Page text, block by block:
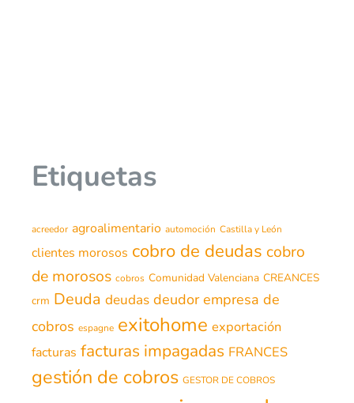
Etiquetas
acreedor agroalimentario automoción Castilla y León
clientes morosos cobro de deudas cobro
de morosos cobros Comunidad Valenciana CREANCES
crm Deuda deudas deudor empresa de
cobros espagne exitohome exportación
facturas facturas impagadas FRANCES
gestión de cobros GESTOR DE COBROS